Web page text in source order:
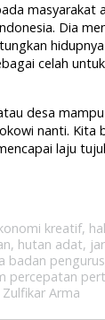
masyarakat
Dia
celah
desa
nanti. Kita
laju
kreatif,
, hutan adat,
badan
percepatan
Zulfikar Arma